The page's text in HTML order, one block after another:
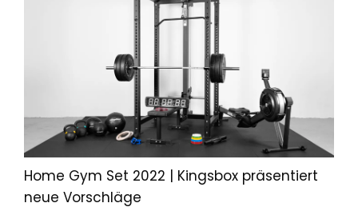
Home Gym Set 2022 | Kingsbox präsentiert
neue Vorschläge